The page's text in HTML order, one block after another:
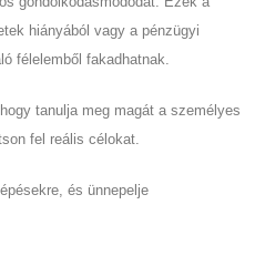
hiányából vagy a pénzügyi
félelemből fakadhatnak.
tanulja meg magát a személyes
fel reális célokat.
és ünnepelje